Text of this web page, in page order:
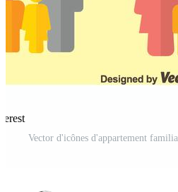
Vector d'icônes d'appartement